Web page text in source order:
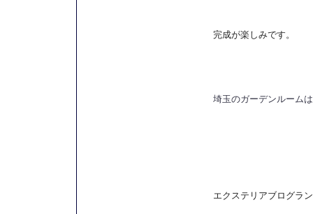
完成が楽しみです。
埼玉のガーデンルーム
エクステリアブログラ